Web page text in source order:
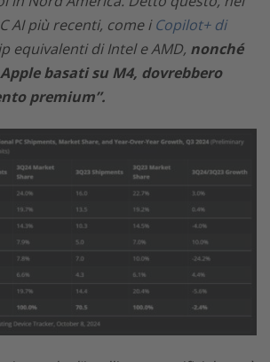
AI più recenti, come iCopilot+ di
equivalenti di Intel e AMD, nonché
basati su M4, dovrebbero
premium”.